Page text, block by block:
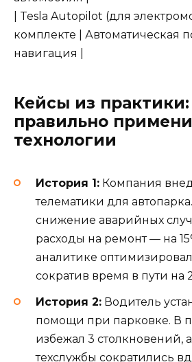
| Tesla Autopilot (для
комплекте | Автоматическая
навигация |
Кейсы из практики:
правильно
технологии
История 1: Компания
телематики для
снижение аварийных
расходы на ремонт — на
аналитике
сократив время в пути на
История 2: Водитель
помощи при парковке. В
избежал 3 столкновений,
техслужбы сократились